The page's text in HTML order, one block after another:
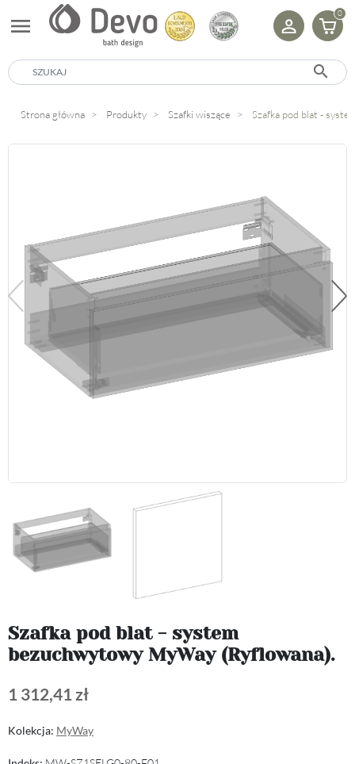
menu 0
search
Strona główna Produkty Szafki wiszące Szafka pod blat -
Poprzedni
Szafka pod blat - system
bezuchwytowy MyWay (Ryflowana).
1 312,41 zł
Kolekcja: MyWay